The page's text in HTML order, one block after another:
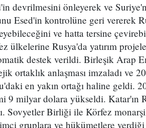
devrilmesini önleyerek ve
Esed'in kontrolüne geri vererek
ve hatta tersine
ülkelerine Rusya'da yatırım
destek verildi. Birleşik Arap
ortaklık anlaşması imzaladı ve
en yakın ortağı haline geldi.
9 milyar dolara yükseldi. Katar'ın
Sovyetler Birliği ile Körfez
gruplara ve hükümetlere verdiği